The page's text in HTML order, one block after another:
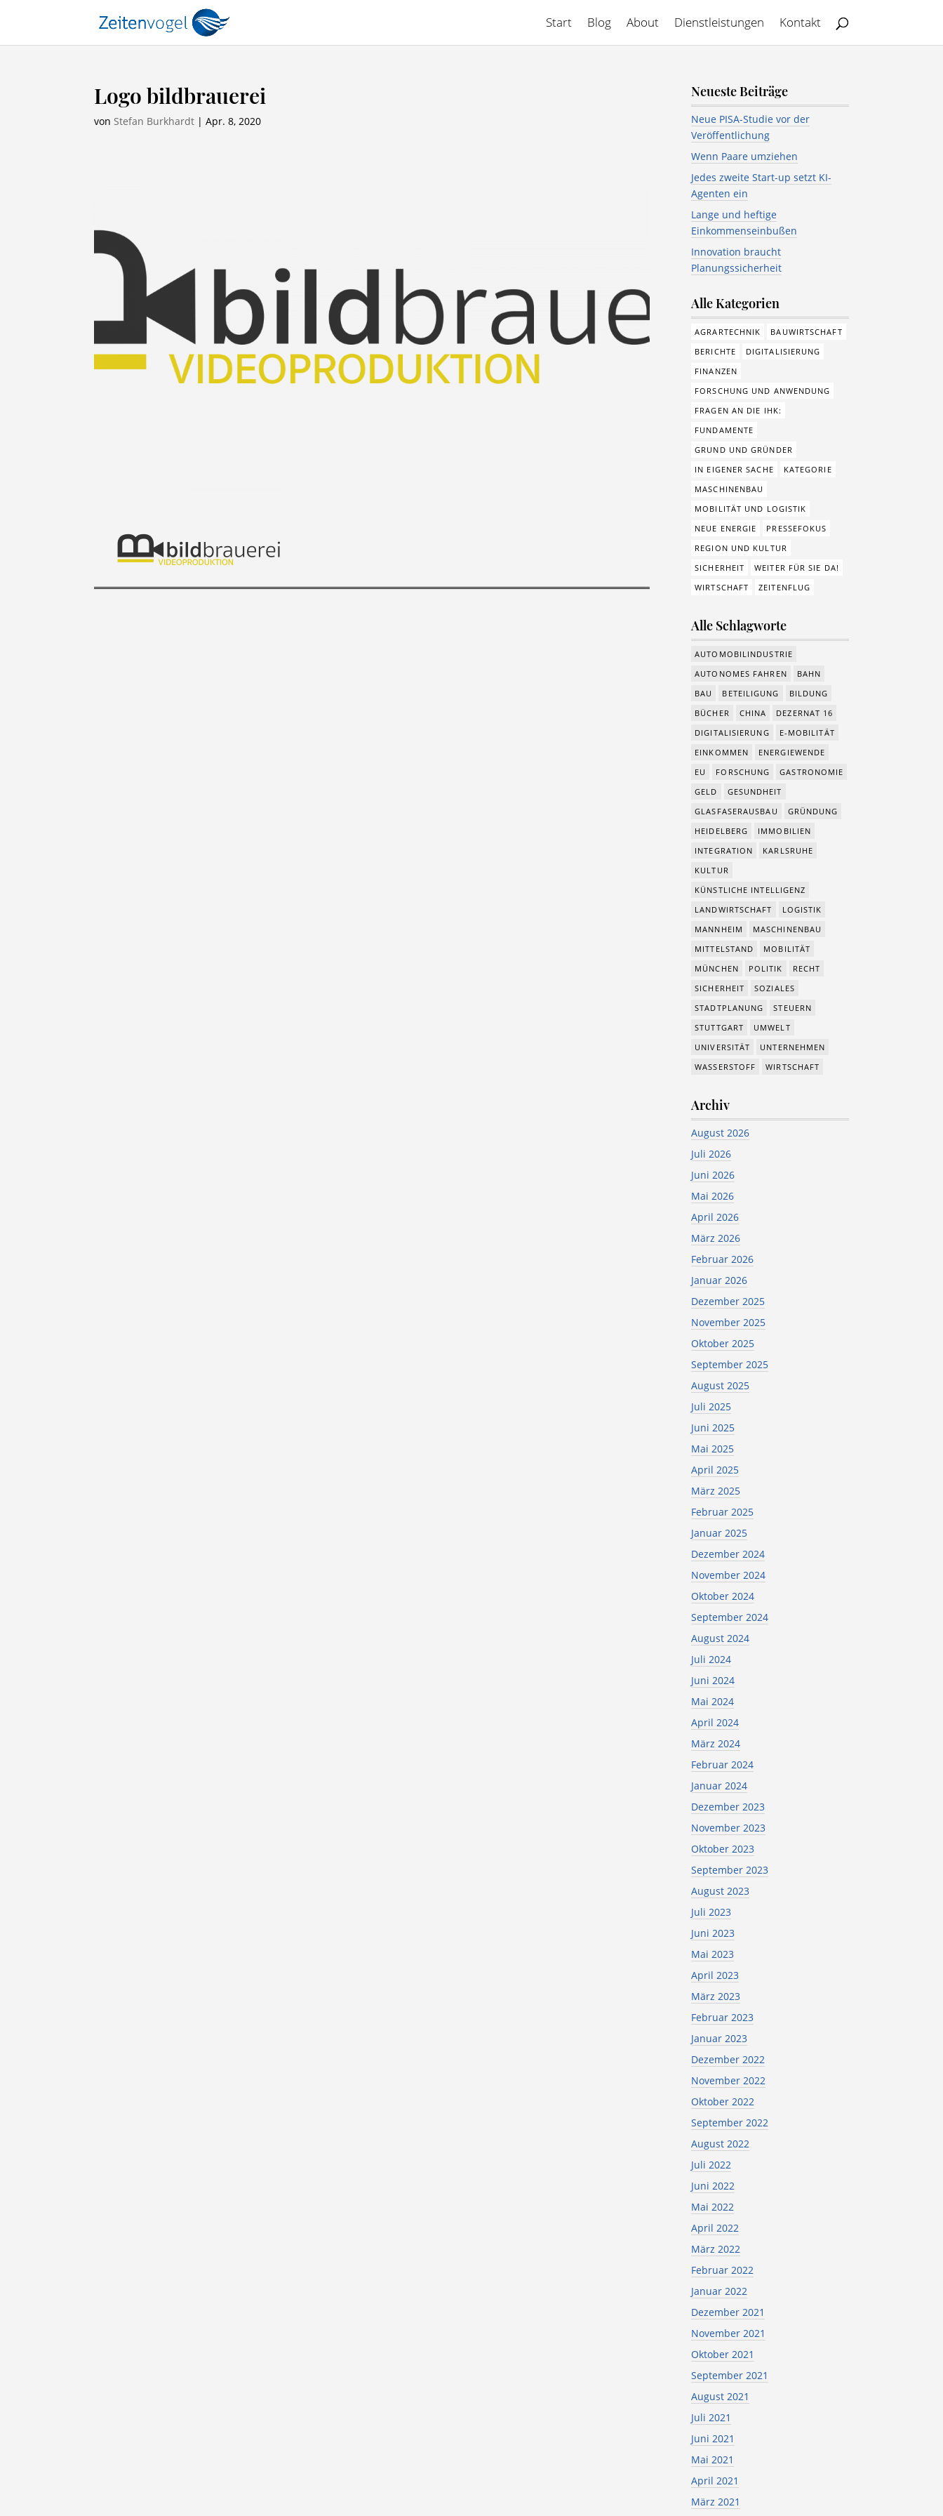
Start Blog About Dienstleistungen Kontakt
Logo bildbrauerei
vonStefan Burkhardt |Apr. 8, 2020
Neueste Beiträge
Neue PISA-Studie vor der
Veröffentlichung
Wenn Paare umziehen
Jedes zweite Start-up setzt KI-
Agenten ein
Lange und heftige
Einkommenseinbußen
Innovation braucht
Planungssicherheit
Alle Kategorien
AGRARTECHNIK
BAUWIRTSCHAFT
BERICHTE
DIGITALISIERUNG
FINANZEN
FORSCHUNG UND ANWENDUNG
FRAGEN AN DIE IHK:
FUNDAMENTE
GRUND UND GRÜNDER
IN EIGENER SACHE
KATEGORIE
MASCHINENBAU
MOBILITÄT UND LOGISTIK
NEUE ENERGIE
PRESSEFOKUS
REGION UND KULTUR
SICHERHEIT
WEITER FÜR SIE DA!
WIRTSCHAFT
ZEITENFLUG
Alle Schlagworte
AUTOMOBILINDUSTRIE
AUTONOMES FAHREN
BAHN
BAU
BETEILIGUNG
BILDUNG
BÜCHER
CHINA
DEZERNAT 16
DIGITALISIERUNG
E-MOBILITÄT
EINKOMMEN
ENERGIEWENDE
EU
FORSCHUNG
GASTRONOMIE
GELD
GESUNDHEIT
GLASFASERAUSBAU
GRÜNDUNG
HEIDELBERG
IMMOBILIEN
INTEGRATION
KARLSRUHE
KULTUR
KÜNSTLICHE INTELLIGENZ
LANDWIRTSCHAFT
LOGISTIK
MANNHEIM
MASCHINENBAU
MITTELSTAND
MOBILITÄT
MÜNCHEN
POLITIK
RECHT
SICHERHEIT
SOZIALES
STADTPLANUNG
STEUERN
STUTTGART
UMWELT
UNIVERSITÄT
UNTERNEHMEN
WASSERSTOFF
WIRTSCHAFT
Archiv
August 2026
Juli 2026
Juni 2026
Mai 2026
April 2026
März 2026
Februar 2026
Januar 2026
Dezember 2025
November 2025
Oktober 2025
September 2025
August 2025
Juli 2025
Juni 2025
Mai 2025
April 2025
März 2025
Februar 2025
Januar 2025
Dezember 2024
November 2024
Oktober 2024
September 2024
August 2024
Juli 2024
Juni 2024
Mai 2024
April 2024
März 2024
Februar 2024
Januar 2024
Dezember 2023
November 2023
Oktober 2023
September 2023
August 2023
Juli 2023
Juni 2023
Mai 2023
April 2023
März 2023
Februar 2023
Januar 2023
Dezember 2022
November 2022
Oktober 2022
September 2022
August 2022
Juli 2022
Juni 2022
Mai 2022
April 2022
März 2022
Februar 2022
Januar 2022
Dezember 2021
November 2021
Oktober 2021
September 2021
August 2021
Juli 2021
Juni 2021
Mai 2021
April 2021
März 2021